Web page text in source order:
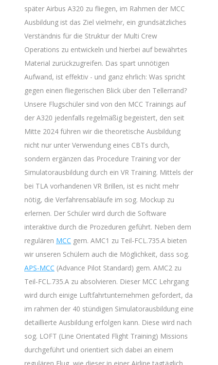
später Airbus A320 zu fliegen, im Rahmen der MCC
Ausbildung ist das Ziel vielmehr, ein grundsätzliches
Verständnis für die Struktur der Multi Crew
Operations zu entwickeln und hierbei auf bewährtes
Material zurückzugreifen. Das spart unnötigen
Aufwand, ist effektiv - und ganz ehrlich: Was spricht
gegen einen fliegerischen Blick über den Tellerrand?
Unsere Flugschüler sind von den MCC Trainings auf
der A320 jedenfalls regelmäßig begeistert, den seit
Mitte 2024 führen wir die theoretische Ausbildung
nicht nur unter Verwendung eines CBTs durch,
sondern ergänzen das Procedure Training vor der
Simulatorausbildung durch ein VR Training. Mittels der
bei TLA vorhandenen VR Brillen, ist es nicht mehr
nötig, die Verfahrensabläufe im sog. Mockup zu
erlernen. Der Schüler wird durch die Software
interaktive durch die Prozeduren geführt. Neben dem
regulären MCC gem. AMC1 zu Teil-FCL.735.A bieten
wir unseren Schülern auch die Möglichkeit, dass sog.
APS-MCC (Advance Pilot Standard) gem. AMC2 zu
Teil-FCL.735.A zu absolvieren. Dieser MCC Lehrgang
wird durch einige Luftfahrtunternehmen gefordert, da
im rahmen der 40 stündigen Simulatorausbildung eine
detaillierte Ausbildung erfolgen kann. Diese wird nach
sog. LOFT (Line Orientated Flight Training) Missions
durchgeführt und orientiert sich dabei an einem